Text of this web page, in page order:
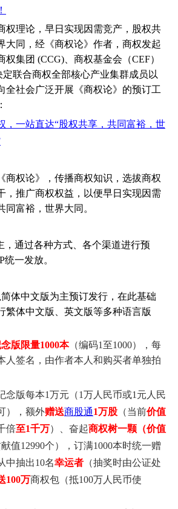
权理论，早日实现因需竞产，股权共
大同，经《商权论》作者，商权发起
权集团 (CCG)、商权基金会（CEF）
联合商权全部核心产业集群成员以
全社会广泛开展《商权论》的预订工
，一站直达“股权共享，共同富裕，世
商权论》，传播商权知识，选拔商权
，推广商权权益，以便早日实现因需
富裕，世界大同。
，通过各种方式、各个渠道进行预
一发放。
简体中文版为主预订发行，在此基础
繁体中文版、英文版等多种语言版
版限量1000本（编码1至1000），每
人签名，由作者本人和购买者单独拍
念版每本1万元 （1万人民币或1元人民
，额外赠送商股通1万股 （当前价值
倍至1千万） 、奋起商权树一颗（价值
献值12990个），订满1000本时统一赠
中抽出10名幸运者 （抽奖时由公证处
100万商权包（抵100万人民币使